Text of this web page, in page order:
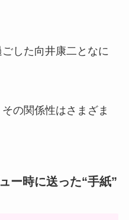
した向井康二となに
の関係性はさまざま
ー時に送った“手紙”